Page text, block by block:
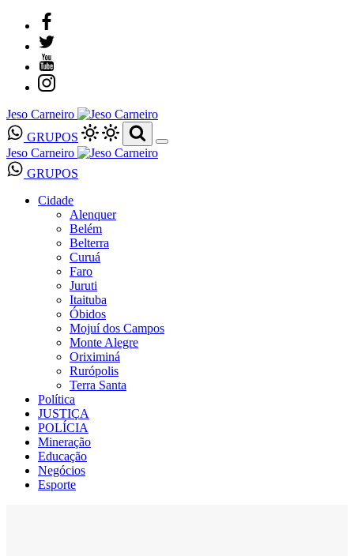
Jeso Carneiro
GRUPOS
Jeso Carneiro
GRUPOS
Cidade
Alenquer
Belém
Belterra
Curuá
Faro
Juruti
Itaituba
Óbidos
Mojuí dos Campos
Monte Alegre
Oriximiná
Rurópolis
Terra Santa
Política
JUSTIÇA
POLÍCIA
Mineração
Educação
Negócios
Esporte